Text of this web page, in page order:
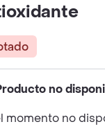
no
momento no